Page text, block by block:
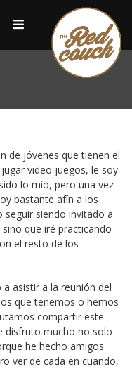
de jóvenes que tienen el
video juegos, le soy
lo mío, pero una vez
bastante afín a los
seguir siendo invitado a
que iré practicando
el resto de los
asistir a la reunión del
que tenemos o hemos
compartir este
disfruto mucho no solo
he hecho amigos
ver de cada en cuando,